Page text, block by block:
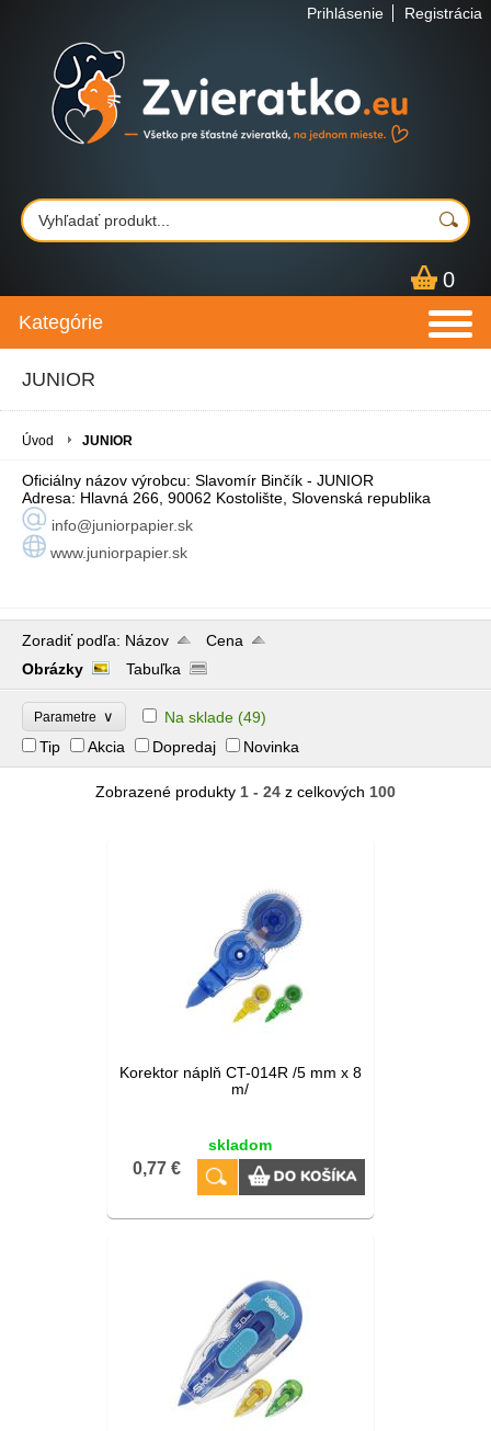
Prihlásenie Registrácia
0
Kategórie
JUNIOR
Úvod JUNIOR
Oficiálny názov výrobcu: Slavomír Binčík - JUNIOR
Adresa: Hlavná 266, 90062 Kostolište , Slovenská republika
info@juniorpapier.sk
www.juniorpapier.sk
Zoradiť podľa: Názov
Cena
Obrázky
Tabuľka
Parametre ∨ Na sklade (49)
Tip
Akcia Dopredaj Novinka
Zobrazené produkty 1 - 24 z celkových 100
Korektor náplň CT-014R /5 mm x 8
m/
skladom
0,77 €